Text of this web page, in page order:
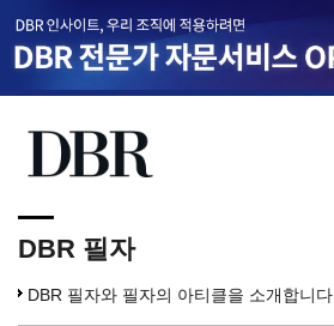
DBR 필자
DBR 필자와 필자의 아티클을 소개합니다.